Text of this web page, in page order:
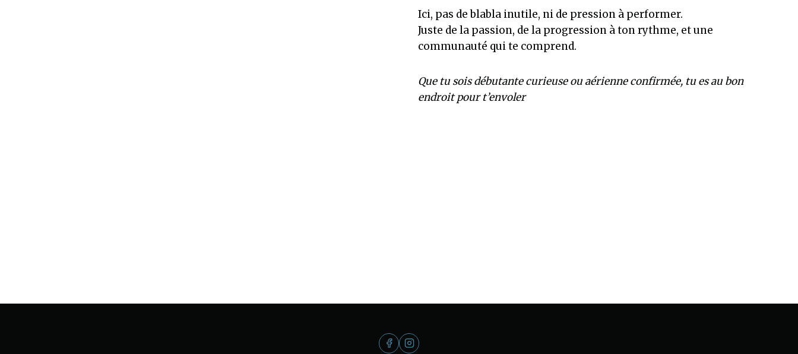
Ici, pas de blabla inutile, ni de pression à performer.
Juste de la passion, de la progression à ton rythme, et une
communauté qui te comprend.
Que tu sois débutante curieuse ou aérienne confirmée, tu es au bon
endroit pour t’envoler